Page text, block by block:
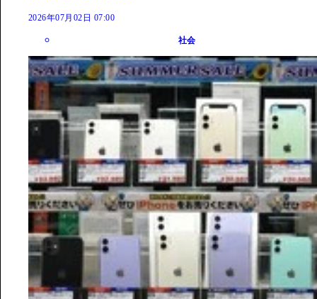
2026年07月02日 07:00
社会